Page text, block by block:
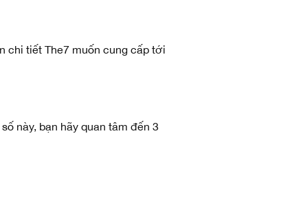
chi tiết The7 muốn cung cấp tới
này, bạn hãy quan tâm đến 3